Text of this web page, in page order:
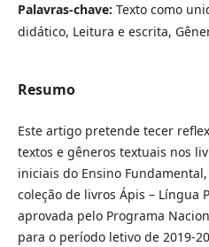
Palavras-chave: Texto como
didático, Leitura e escrita,
Resumo
Este artigo pretende tecer
textos e gêneros textuais nos
iniciais do Ensino
coleção de livros Ápis – Língua
aprovada pelo Programa
para o período letivo de 2019-